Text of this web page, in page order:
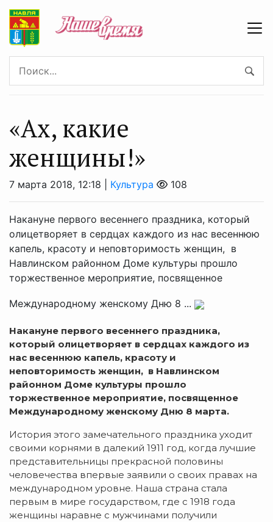
«Ах, какие
женщины!»
7 марта 2018, 12:18 | Культура 108
Накануне первого весеннего праздника, который
олицетворяет в сердцах каждого из нас весеннюю
капель, красоту и неповторимость женщин, в
Навлинском районном Доме культуры прошло
торжественное мероприятие, посвященное
Международному женскому Дню 8 ...
Накануне первого весеннего праздника,
который олицетворяет в сердцах каждого из
нас весеннюю капель, красоту и
неповторимость женщин, в Навлинском
районном Доме культуры прошло
торжественное мероприятие, посвященное
Международному женскому Дню 8 марта.
История этого замечательного праздника уходит
своими корнями в далекий 1911 год, когда лучшие
представительницы прекрасной половины
человечества впервые заявили о своих правах на
международном уровне. Наша страна стала
первым в мире государством, где с 1918 года
женщины наравне с мужчинами получили